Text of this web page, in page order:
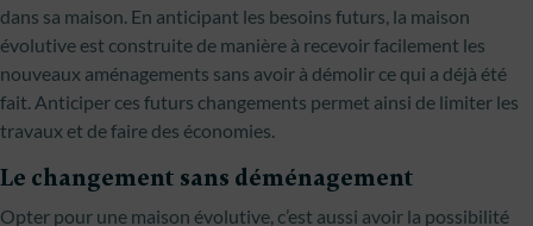
dans sa maison. En anticipant les besoins futurs, la maison
évolutive est construite de manière à recevoir facilement les
nouveaux aménagements sans avoir à démolir ce qui a déjà été
fait. Anticiper ces futurs changements permet ainsi de limiter les
travaux et de faire des économies.
Le changement sans déménagement
Opter pour une maison évolutive, c’est aussi avoir la possibilité